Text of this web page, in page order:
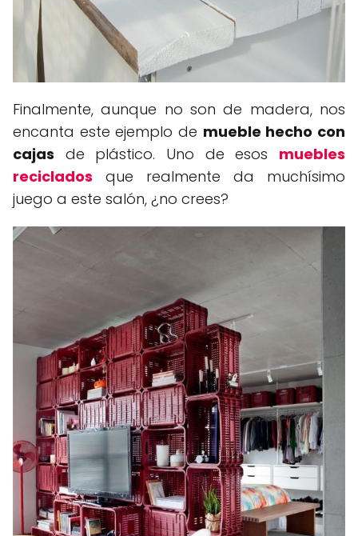
Finalmente, aunque no son de madera, nos
encanta este ejemplo de mueble hecho con
cajas de plástico. Uno de esos muebles
reciclados que realmente da muchísimo
juego a este salón, ¿no crees?